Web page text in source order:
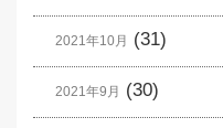
2021年10月 (31)
2021年9月 (30)